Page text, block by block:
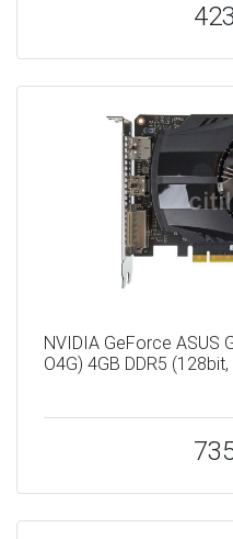
NVIDIA GeForce ASUS
O4G) 4GB DDR5